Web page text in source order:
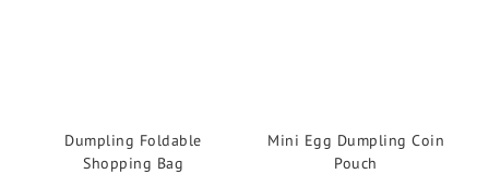
Dumpling Foldable
Shopping Bag
Mini Egg Dumpling Coin
Pouch